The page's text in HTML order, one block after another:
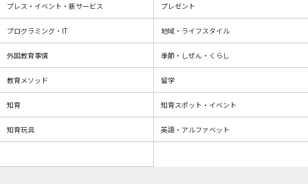
プレス・イベント・新サービス プレゼント
プログラミング・IT 地域・ライフスタイル
外国教育事情 季節・しぜん・くらし
教育メソッド 留学
知育 知育スポット・イベント
知育玩具 英語・アルファベット